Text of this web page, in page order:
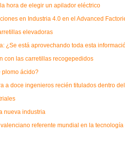
hora de elegir un apilador eléctrico
en Industria 4.0 en el Advanced
elevadoras
¿Se está aprovechando toda esta
con las carretillas recogepedidos
plomo ácido?
a doce ingenieros recién titulados dentro
nueva industria
referente mundial en la